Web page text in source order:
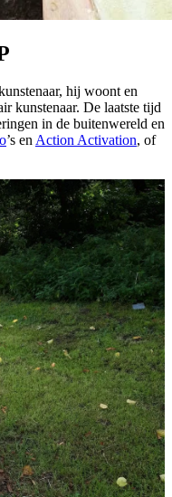
hij woont en
kunstenaar. De laatste tijd
in de buitenwereld en
’s enAction Activation, of